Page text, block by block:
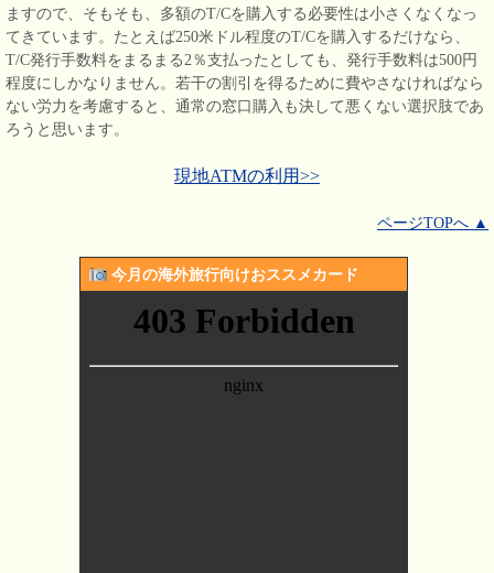
ますので、そもそも、多額のT/Cを購入する必要性は小さくなくなっ
てきています。たとえば250米ドル程度のT/Cを購入するだけなら、
T/C発行手数料をまるまる2％支払ったとしても、発行手数料は500円
程度にしかなりません。若干の割引を得るために費やさなければなら
ない労力を考慮すると、通常の窓口購入も決して悪くない選択肢であ
ろうと思います。
現地ATMの利用>>
ページTOPへ ▲
今月の海外旅行向けおススメカード